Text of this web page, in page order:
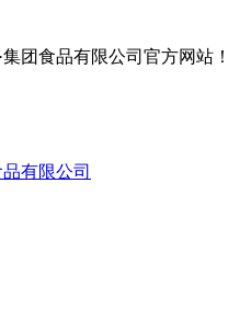
团食品有限公司官方网站！